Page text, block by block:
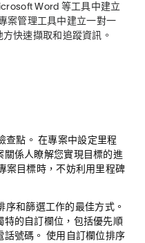
Word 等工具中建立
案管理工具中建立一對一
快速擷取和追蹤資訊。
查點。 在專案中設定里程
關係人瞭解您實現目標的進
案目標時，不妨利用里程碑
序和篩選工作的最佳方式。
特的自訂欄位，包括優先順
話號碼。 使用自訂欄位排序